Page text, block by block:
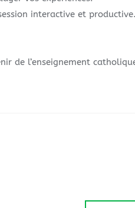
interactive et
de l’enseignement